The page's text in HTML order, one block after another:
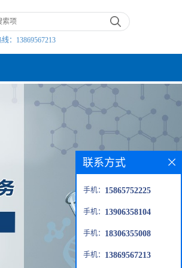
： 13869567213
联系方式
手机： 15865752225
手机： 13906358104
手机： 18306355008
手机： 13869567213